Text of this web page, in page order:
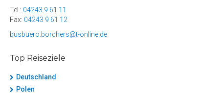
Tel.: 04243 9 61 11
Fax: 04243 9 61 12
busbuero.borchers@t-online.de
Top Reiseziele
Deutschland
Polen